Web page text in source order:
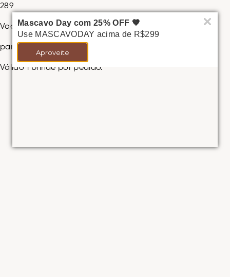
Mascavo Day com 25% OFF 🤎
Use MASCAVODAY acima de R$299
Aproveite
289
Você ganhou a Esponja ProBlender!
para ganhar a Esponja ProBlender Original
Válido 1 brinde por pedido.